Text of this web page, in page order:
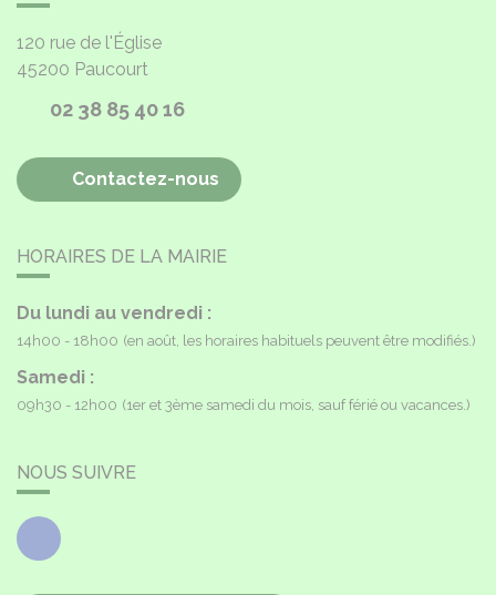
120 rue de l'Église
45200 Paucourt
02 38 85 40 16
Contactez-nous
HORAIRES DE LA MAIRIE
Du lundi au vendredi :
14h00 - 18h00 (en août, les horaires habituels peuvent être modifiés.)
Samedi :
09h30 - 12h00 (1er et 3ème samedi du mois, sauf férié ou vacances.)
NOUS SUIVRE
Facebook